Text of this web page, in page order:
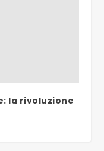
la rivoluzione